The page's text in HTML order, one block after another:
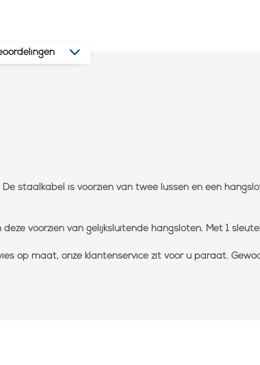
staalkabel is voorzien van twee lussen en een
voorzien van gelijksluitende hangsloten. Met 1
op maat, onze klantenservice zit voor u paraat.